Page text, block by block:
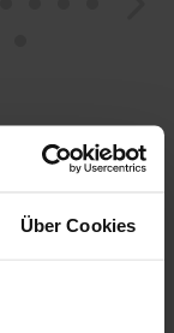
Über Cookies